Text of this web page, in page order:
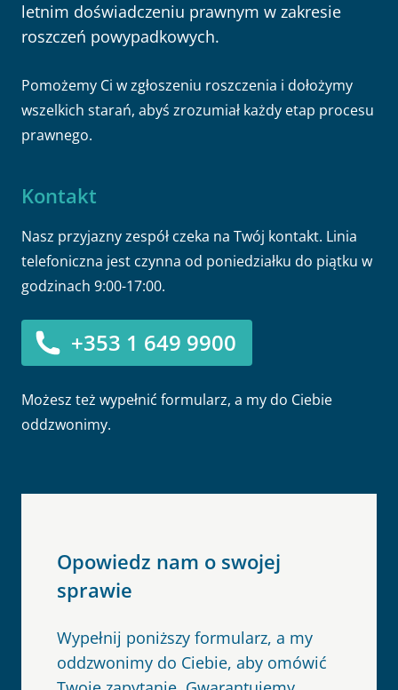
letnim doświadczeniu prawnym w zakresie
roszczeń powypadkowych.
Pomożemy Ci w zgłoszeniu roszczenia i dołożymy
wszelkich starań, abyś zrozumiał każdy etap procesu
prawnego.
Kontakt
Nasz przyjazny zespół czeka na Twój kontakt. Linia
telefoniczna jest czynna od poniedziałku do piątku w
godzinach 9:00-17:00.
+353 1 649 9900
Możesz też wypełnić formularz, a my do Ciebie
oddzwonimy.
Opowiedz nam o swojej
sprawie
Wypełnij poniższy formularz, a my
oddzwonimy do Ciebie, aby omówić